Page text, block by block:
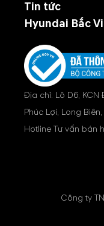
Tin tức
Hyundai Bắc
Địa chỉ: Lô D6, KCN
Phúc Lợi, Long
Hotline Tư vấn bán
Công ty